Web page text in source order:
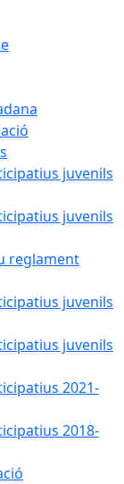
juvenils
juvenils
reglament
juvenils
juvenils
2021-
2018-